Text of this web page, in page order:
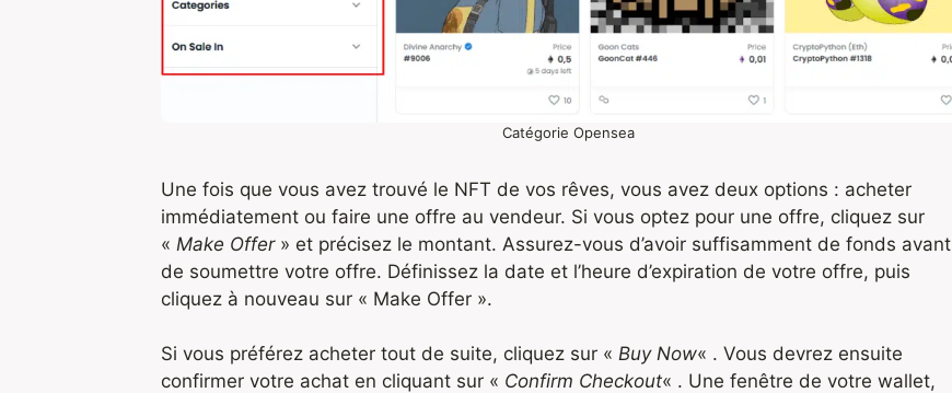
Catégorie Opensea
Une fois que vous avez trouvé le NFT de vos rêves, vous avez deux options : acheter
immédiatement ou faire une offre au vendeur. Si vous optez pour une offre, cliquez sur
« Make Offer» et précisez le montant. Assurez-vous d’avoir suffisamment de fonds avant
de soumettre votre offre. Définissez la date et l’heure d’expiration de votre offre, puis
cliquez à nouveau sur « Make Offer ».
Si vous préférez acheter tout de suite, cliquez sur « Buy Now« . Vous devrez ensuite
confirmer votre achat en cliquant sur « Confirm Checkout« . Une fenêtre de votre wallet,